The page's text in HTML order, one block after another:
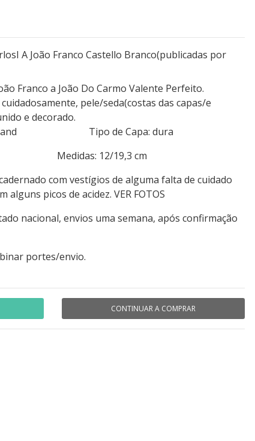
A João Franco Castello Branco(publicadas por
Franco a João Do Carmo Valente Perfeito.
pele/seda(costas das capas/e
e decorado.
Bertrand Tipo de Capa: dura
Medidas: 12/19,3 cm
com vestígios de alguma falta de cuidado
picos de acidez. VER FOTOS
nacional, envios uma semana, após confirmação
portes/envio.
CONTINUAR A COMPRAR